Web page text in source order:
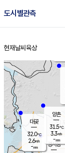
도시별관측
홈
현재날씨 육상
경서동
대곶
32.0℃
2.6m/s
-mm
양촌
31.5℃
3.3m/s
-mm